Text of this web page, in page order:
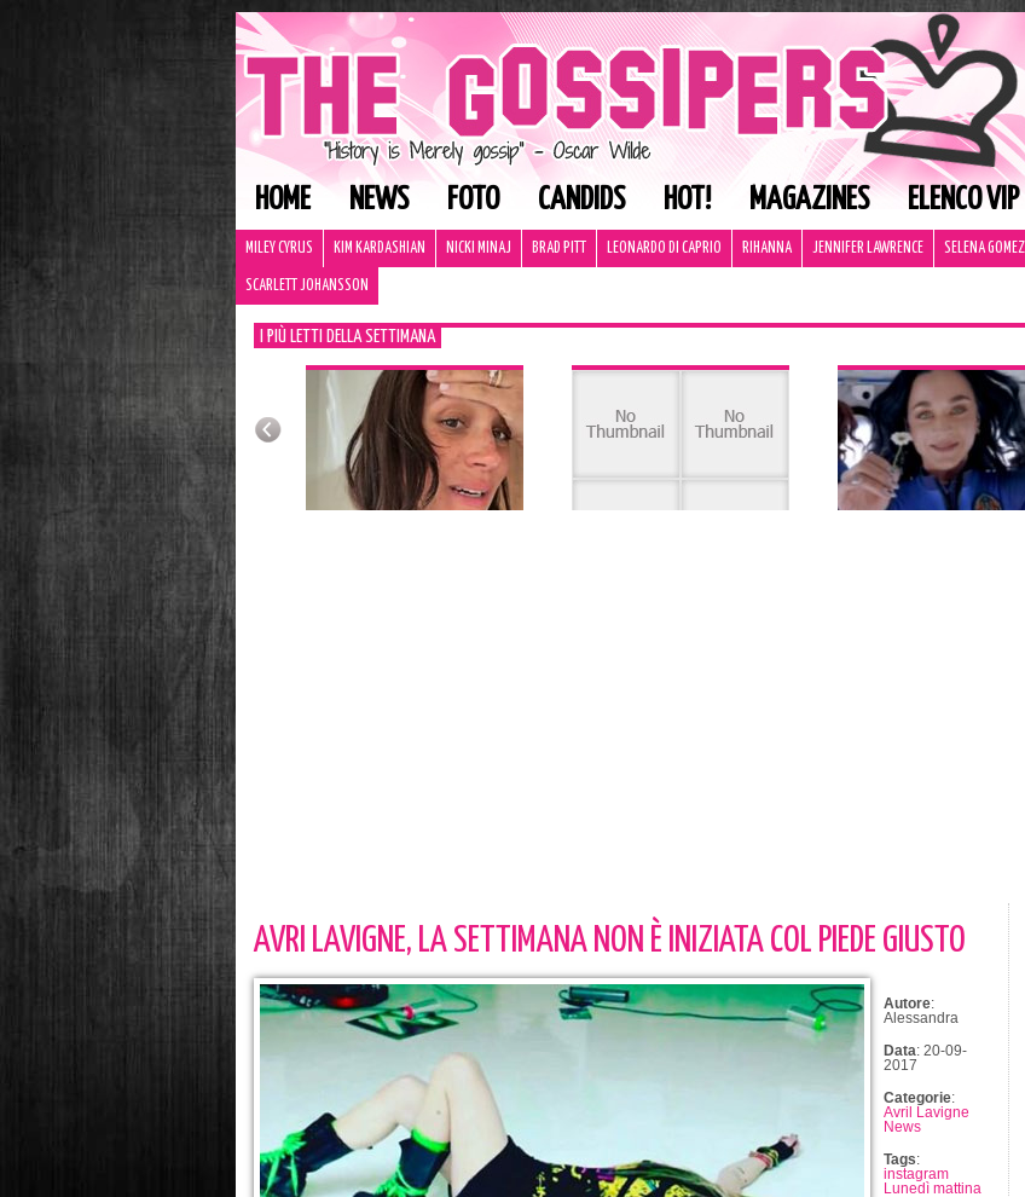
HOME NEWS FOTO CANDIDS HOT! MAGAZINES ELENCO VIP
MILEY CYRUS KIM KARDASHIAN NICKI MINAJ BRAD PITT LEONARDO DI CAPRIO RIHANNA JENNIFER LAWRENCE SELENA GOMEZ
SCARLETT JOHANSSON
I PIÙ LETTI DELLA SETTIMANA
AVRI LAVIGNE, LA SETTIMANA NON È INIZIATA COL PIEDE GIUSTO
Autore:
Alessandra
Data: 20-09-
2017
Categorie:
Avril Lavigne
News
Tags:
instagram
Lunedì mattina